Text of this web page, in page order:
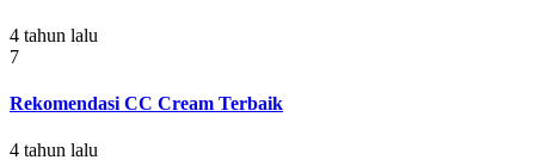
4 tahun lalu
7
Rekomendasi CC Cream Terbaik
4 tahun lalu